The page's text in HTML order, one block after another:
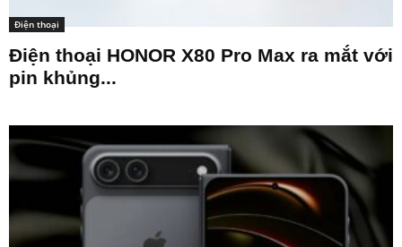
Điện thoại
Điện thoại HONOR X80 Pro Max ra mắt với
pin khủng...